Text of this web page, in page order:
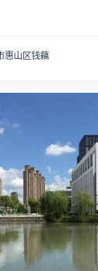
惠山区钱藕